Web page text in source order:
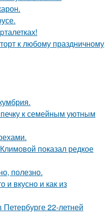
к любому праздничному
к семейным уютным
показал редкое
полезно.
и вкусно и как из
22-летней